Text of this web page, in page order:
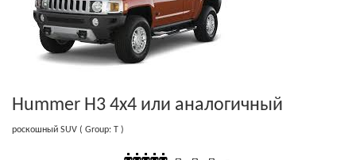
Hummer H3 4x4 или аналогичный
роскошный SUV ( Group: T )